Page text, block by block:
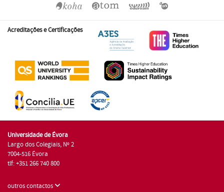
Acreditações e Certificações
Universidade de Évora
Largo dos Colegiais, Nº 2
7004-516 Évora
tlf: +351 266 740 800
outros contactos